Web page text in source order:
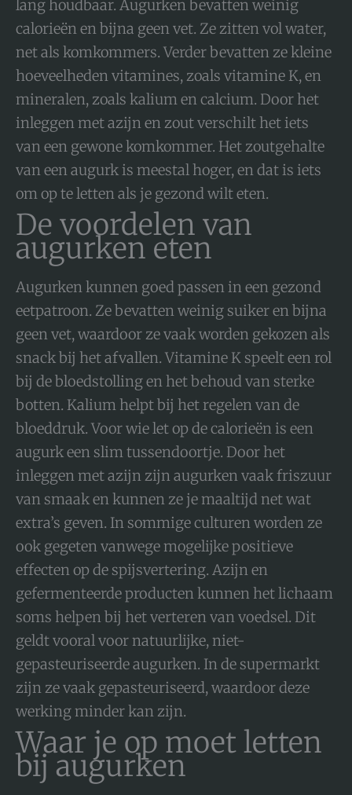
lang houdbaar. Augurken bevatten weinig
calorieën en bijna geen vet. Ze zitten vol water,
net als komkommers. Verder bevatten ze kleine
hoeveelheden vitamines, zoals vitamine K, en
mineralen, zoals kalium en calcium. Door het
inleggen met azijn en zout verschilt het iets
van een gewone komkommer. Het zoutgehalte
van een augurk is meestal hoger, en dat is iets
om op te letten als je gezond wilt eten.
De voordelen van
augurken eten
Augurken kunnen goed passen in een gezond
eetpatroon. Ze bevatten weinig suiker en bijna
geen vet, waardoor ze vaak worden gekozen als
snack bij het afvallen. Vitamine K speelt een rol
bij de bloedstolling en het behoud van sterke
botten. Kalium helpt bij het regelen van de
bloeddruk. Voor wie let op de calorieën is een
augurk een slim tussendoortje. Door het
inleggen met azijn zijn augurken vaak friszuur
van smaak en kunnen ze je maaltijd net wat
extra’s geven. In sommige culturen worden ze
ook gegeten vanwege mogelijke positieve
effecten op de spijsvertering. Azijn en
gefermenteerde producten kunnen het lichaam
soms helpen bij het verteren van voedsel. Dit
geldt vooral voor natuurlijke, niet-
gepasteuriseerde augurken. In de supermarkt
zijn ze vaak gepasteuriseerd, waardoor deze
werking minder kan zijn.
Waar je op moet letten
bij augurken